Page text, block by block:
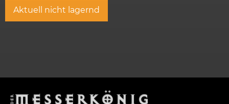
Aktuell nicht lagernd